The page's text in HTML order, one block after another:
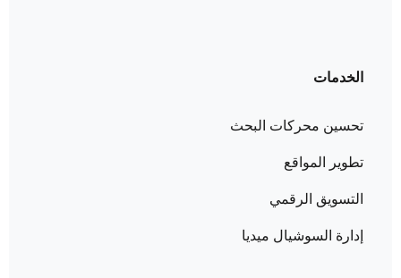
الخدمات
تحسين محركات البحث
تطوير المواقع
التسويق الرقمي
إدارة السوشيال ميديا